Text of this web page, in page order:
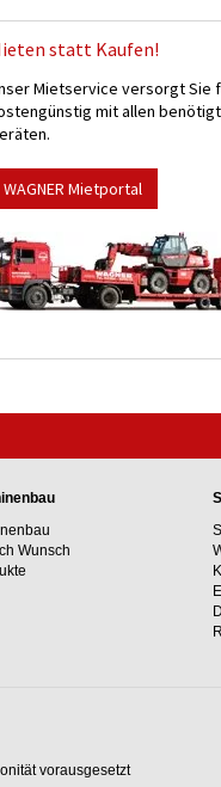
statt Kaufen!
Mietservice versorgt Sie
mit allen
WAGNER Mietportal
Wunsch
vorausgesetzt